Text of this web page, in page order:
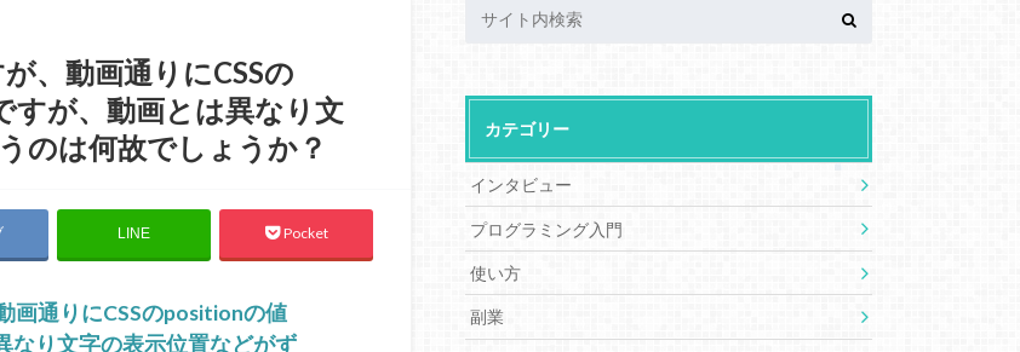
、動画通りにCSSの
すが、動画とは異なり文
のは何故でしょうか？
LINE Pocket
画通りにCSSのpositionの値
なり文字の表示位置などがず
カテゴリー
インタビュー
プログラミング入門
使い方
副業